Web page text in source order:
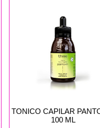
TONICO CAPILAR
100 ML